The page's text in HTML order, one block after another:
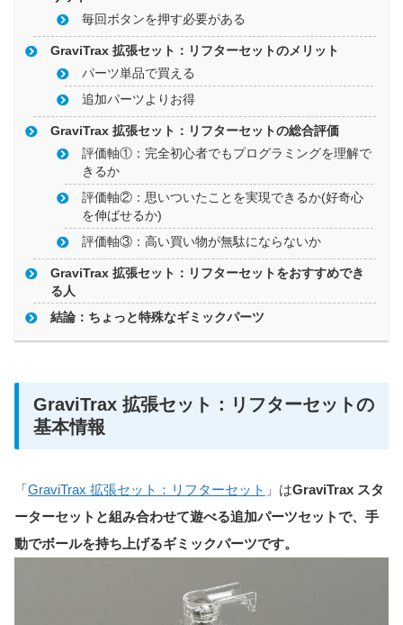
毎回ボタンを押す必要がある
GraviTrax 拡張セット：リフターセットのメリット
パーツ単品で買える
追加パーツよりお得
GraviTrax 拡張セット：リフターセットの総合評価
評価軸①：完全初心者でもプログラミングを理解で
きるか
評価軸②：思いついたことを実現できるか(好奇心
を伸ばせるか)
評価軸③：高い買い物が無駄にならないか
GraviTrax 拡張セット：リフターセットをおすすめでき
る人
結論：ちょっと特殊なギミックパーツ
GraviTrax 拡張セット：リフターセットの
基本情報
「GraviTrax 拡張セット：リフターセット 」はGraviTrax スタ
ーターセットと組み合わせて遊べる追加パーツセットで、手
動でボールを持ち上げるギミックパーツです。